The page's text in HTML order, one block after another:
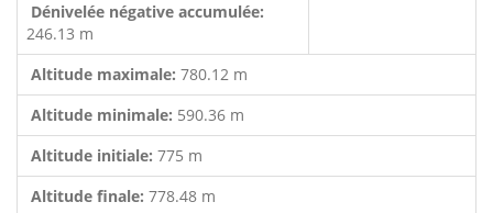
Dénivelée négative accumulée:
246.13 m
Altitude maximale: 780.12 m
Altitude minimale: 590.36 m
Altitude initiale: 775 m
Altitude finale: 778.48 m